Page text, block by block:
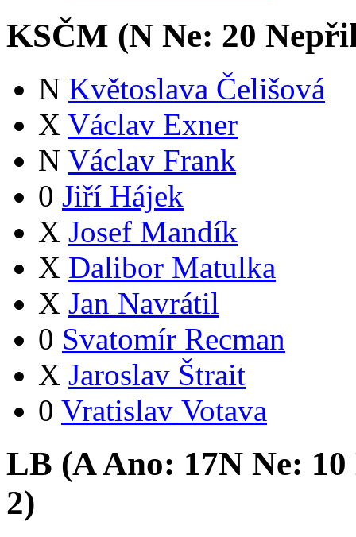
KSČM (N Ne: 20
N Květoslava Čelišová
X Václav Exner
N Václav Frank
0 Jiří Hájek
X Josef Mandík
X Dalibor Matulka
X Jan Navrátil
0 Svatomír Recman
X Jaroslav Štrait
0 Vratislav Votava
LB (AAno: 17N Ne: 10
2)